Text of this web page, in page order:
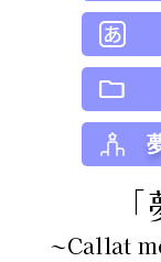
~Callat